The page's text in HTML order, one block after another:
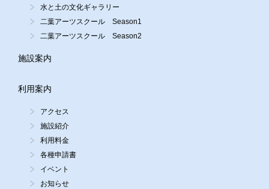
水と土の文化ギャラリー
二葉アーツスクール Season1
二葉アーツスクール Season2
施設案内
利用案内
アクセス
施設紹介
利用料金
各種申請書
イベント
お知らせ